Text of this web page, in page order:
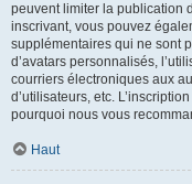
peuvent limiter la publication
inscrivant, vous pouvez
supplémentaires qui ne sont
d’avatars personnalisés,
courriers électroniques aux
d’utilisateurs, etc.
pourquoi nous vous
Haut